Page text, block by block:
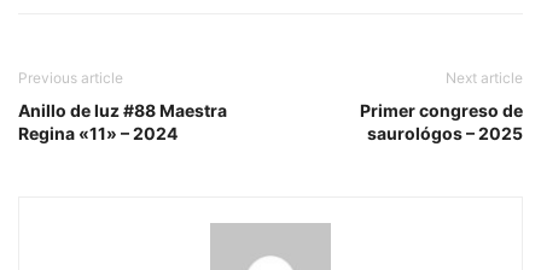
Previous article
Anillo de luz #88 Maestra
Regina «11» – 2024
Next article
Primer congreso de
saurológos – 2025